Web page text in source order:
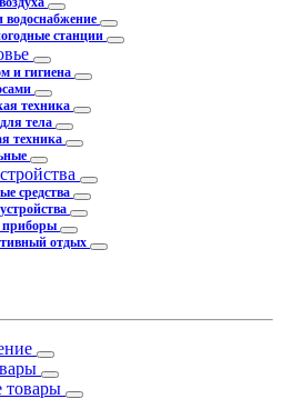
водоснабжение
станции
и гигиена
техника
тела
техника
средства
приборы
отдых
товары